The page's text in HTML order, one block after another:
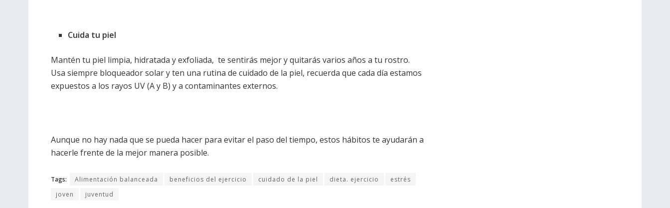
Cuida tu piel
Mantén tu piel limpia, hidratada y exfoliada, te sentirás mejor y quitarás varios años a tu rostro.
Usa siempre bloqueador solar y ten una rutina de cuidado de la piel, recuerda que cada día estamos
expuestos a los rayos UV (A y B) y a contaminantes externos.
Aunque no hay nada que se pueda hacer para evitar el paso del tiempo, estos hábitos te ayudarán a
hacerle frente de la mejor manera posible.
Tags: Alimentación balanceada beneficios del ejercicio cuidado de la piel dieta. ejercicio
estrés
joven
juventud